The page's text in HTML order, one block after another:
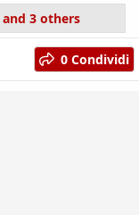
and 3 others
0 Condividi